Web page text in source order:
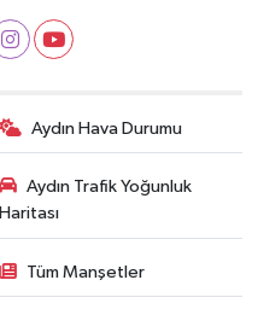
Aydın Hava Durumu
Aydın Trafik Yoğunluk
Haritası
Tüm Manşetler